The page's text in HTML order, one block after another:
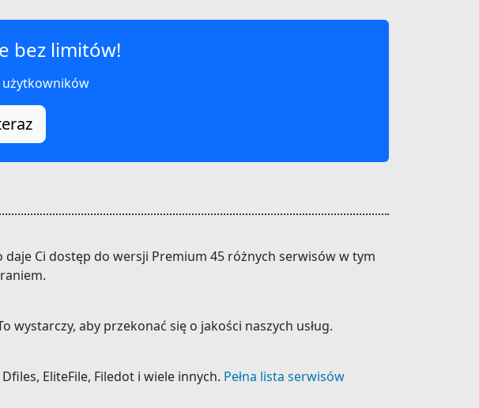
bez limitów!
użytkowników
Ci dostęp do wersji Premium 45 różnych serwisów w tym
aby przekonać się o jakości naszych usług.
EliteFile, Filedot i wiele innych. Pełna lista serwisów